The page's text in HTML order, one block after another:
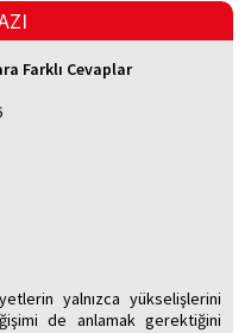
Farklı Cevaplar
yalnızca yükselişlerini
de anlamak gerektiğini